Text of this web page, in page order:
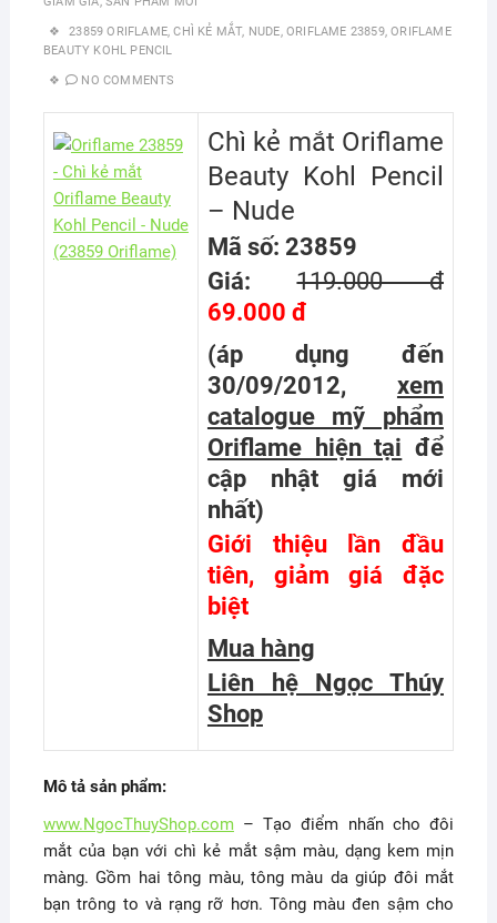
23859 ORIFLAME,CHÌ KẺ MẮT, NUDE, ORIFLAME 23859,ORIFLAME
BEAUTY KOHL PENCIL
NO COMMENTS
Chì kẻ mắt Oriflame
Beauty Kohl Pencil
– Nude
Mã số: 23859
Giá:119.000 đ
69.000 đ
(áp dụng đến
30/09/2012, xem
catalogue mỹ phẩm
Oriflame hiện tại để
cập nhật giá mới
nhất)
Giới thiệu lần đầu
tiên, giảm giá đặc
biệt
Mua hàng
Liên hệ Ngọc Thúy
Shop
Mô tả sản phẩm:
www.NgocThuyShop.com– Tạo điểm nhấn cho đôi
mắt của bạn với chì kẻ mắt sậm màu, dạng kem mịn
màng. Gồm hai tông màu, tông màu da giúp đôi mắt
bạn trông to và rạng rỡ hơn. Tông màu đen sậm cho